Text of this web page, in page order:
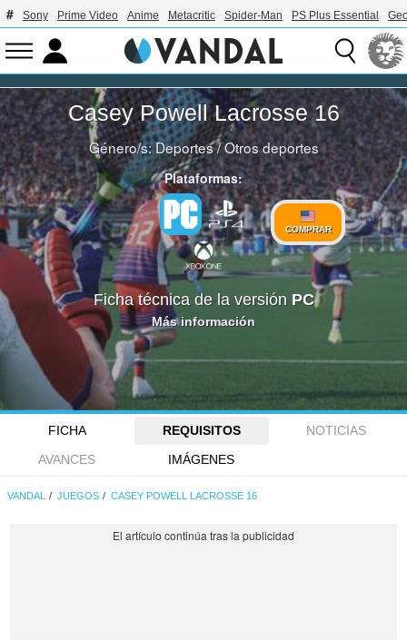
Sony Prime Video Anime Metacritic Spider-Man PS Plus Essential
Casey Powell Lacrosse 16
Género/s:Deportes/Otros deportes
Plataformas:
COMPRAR
Ficha técnica de la versión PC
Más información
FICHA REQUISITOS
NOTICIAS
AVANCES
IMÁGENES
VANDAL JUEGOS CASEY POWELL LACROSSE 16